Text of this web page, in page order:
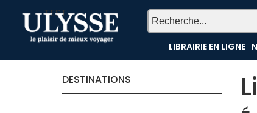
TEST
LIBRAIRIE EN LIGNE
DESTINATIONS